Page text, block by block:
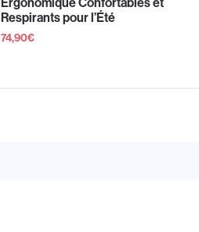
Respirants pour l’Été
74,90€